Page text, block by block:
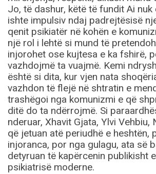
Jo, të dashur, këtë të fundit Ai nuk
ishte impulsiv ndaj padrejtësisë
qenit psikiatër në kohën e
një rol i lehtë si mund të
injorohet ose kujtesa e ka fshirë,
vazhdojmë ta vuajmë. Kemi
është si dita, kur vjen nata
vazhdon të flejë në shtratin e
trashëgoi nga komunizmi e që
ditë do ta ndërrojmë. Si
nderuar, Xhavit Gjata, Ylvi Vehbiu,
që jetuan atë periudhë e heshtën,
injoranca, por nga gulagu, ata së
detyruan të kapërcenin publikisht
psikiatrisë moderne.